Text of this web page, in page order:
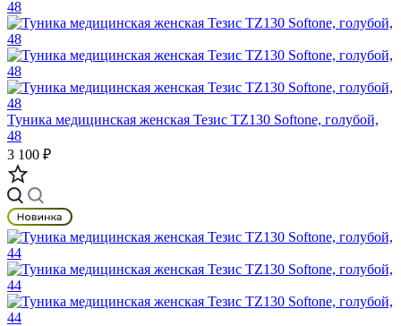
Туника медицинская женская Тезис TZ130 Softone, голубой,
48
3 100 ₽